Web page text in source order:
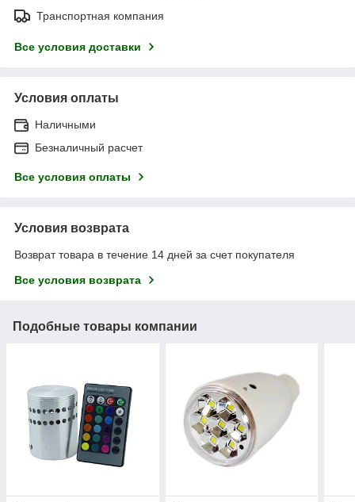
Транспортная компания
Все условия доставки
Условия оплаты
Наличными
Безналичный расчет
Все условия оплаты
Условия возврата
Возврат товара в течение 14 дней за счет покупателя
Все условия возврата
Подобные товары компании